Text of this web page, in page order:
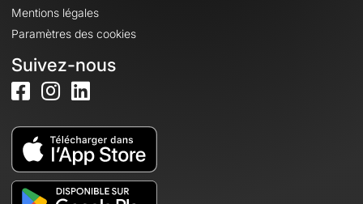
Mentions légales
Paramètres des cookies
Suivez-nous